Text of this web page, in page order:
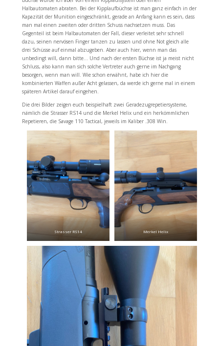
Halbautomaten abraten. Bei der Kipplaufbüchse ist man ganz einfach in der
Kapazität der Munition eingeschränkt, gerade an Anfang kann es sein, dass
man mal einen zweiten oder dritten Schuss nachsetzen muss. Das
Gegenteil ist beim Halbautomaten der Fall, dieser verleitet sehr schnell
dazu, seinen nervösen Finger tanzen zu lassen und ohne Not gleich alle
drei Schüsse auf einmal abzugeben. Aber auch hier, wenn man das
unbedingt will, dann bitte… Und nach der ersten Büchse ist ja meist nicht
Schluss, also kann man sich solche Vertreter auch gerne im Nachgang
besorgen, wenn man will. Wie schon erwähnt, habe ich hier die
kombinierten Waffen außer Acht gelassen, da werde ich gerne mal in einem
späteren Artikel darauf eingehen.
Die drei Bilder zeigen euch beispielhaft zwei Geradezugrepetiersysteme,
nämlich die Strasser RS14 und die Merkel Helix und ein herkömmlichen
Repetieren, die Savage 110 Tactical, jeweils im Kaliber .308 Win.
Strasser RS14 Merkel Helix